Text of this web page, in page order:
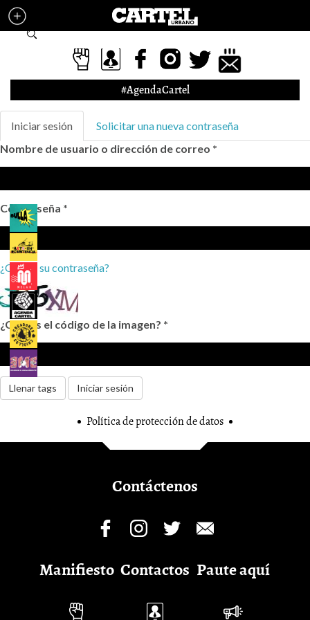
Pasar al contenido principal
Formulario de búsqueda
#AgendaCartel
Solapas principales
Iniciar sesión (solapa
activa)
Solicitar una nueva contraseña
Nombre de usuario o dirección de correo *
Contraseña *
¿Olvidó su contraseña?
¿Cuál es el código de la imagen? *
Llenar tags Iniciar sesión
Política de protección de datos
Contáctenos
Manifiesto Contactos Paute aquí